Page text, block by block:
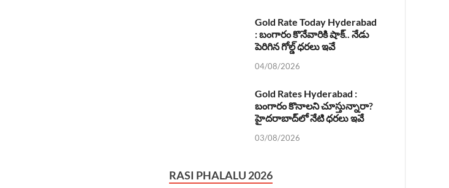
Gold Rate Today Hyderabad
: బంగారం కొనేవారికి షాక్.. నేడు
పెరిగిన గోల్డ్ ధరలు ఇవే
04/08/2026
Gold Rates Hyderabad :
బంగారం కొనాలని చూస్తున్నారా?
హైదరాబాద్‌లో నేటి ధరలు ఇవే
03/08/2026
RASI PHALALU 2026